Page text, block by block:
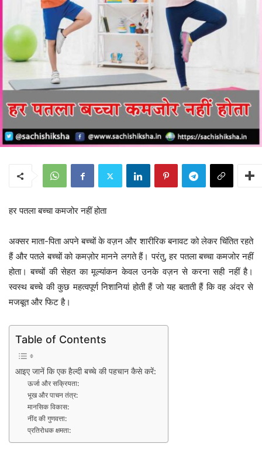
हर पतला बच्चा कमजोर नहीं होता
अक्सर माता-पिता अपने बच्चों के वज़न और शारीरिक बनावट को लेकर चिंतित रहते
हैं और पतले बच्चों को कमज़ोर मानने लगते हैं। परंतु, हर पतला बच्चा कमजोर नहीं
होता। बच्चों की सेहत का मूल्यांकन केवल उनके वज़न से करना सही नहीं है।
स्वस्थ बच्चे की कुछ महत्वपूर्ण निशानियां होती हैं जो यह बताती हैं कि वह अंदर से
मजबूत और फिट है।
Table of Contents
आइए जानें कि एक हैल्दी बच्चे की पहचान कैसे करें:
ऊर्जा और सक्रियता:
भूख और पाचन तंत्र:
मानसिक विकास:
नींद की गुणवत्ता:
प्रतिरोधक क्षमता: